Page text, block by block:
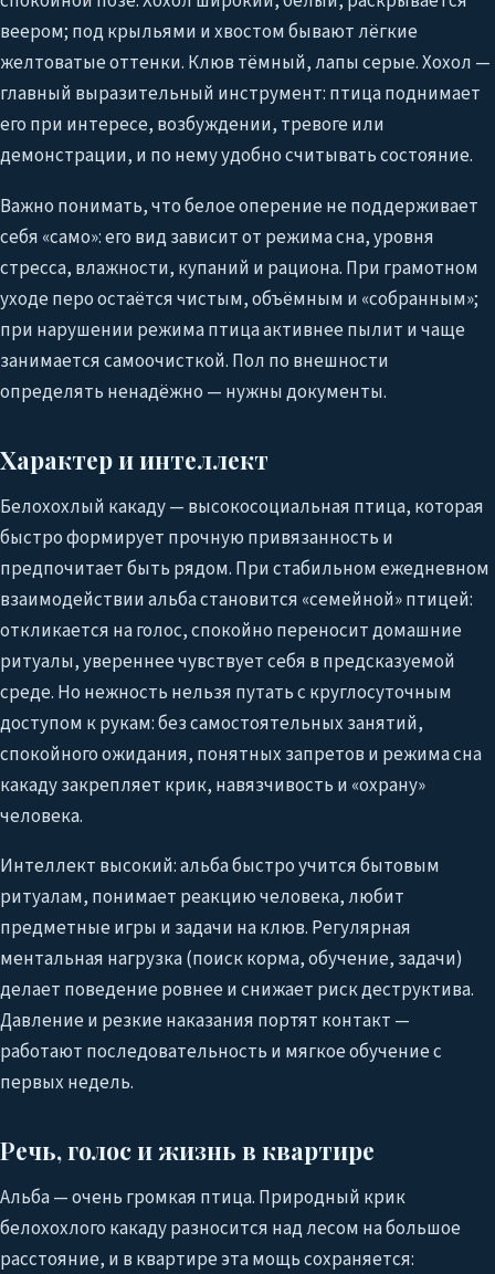
веером; под крыльями и хвостом бывают лёгкие
желтоватые оттенки. Клюв тёмный, лапы серые. Хохол —
главный выразительный инструмент: птица поднимает
его при интересе, возбуждении, тревоге или
демонстрации, и по нему удобно считывать состояние.
Важно понимать, что белое оперение не поддерживает
себя «само»: его вид зависит от режима сна, уровня
стресса, влажности, купаний и рациона. При грамотном
уходе перо остаётся чистым, объёмным и «собранным»;
при нарушении режима птица активнее пылит и чаще
занимается самоочисткой. Пол по внешности
определять ненадёжно — нужны документы.
Характер и интеллект
Белохохлый какаду — высокосоциальная птица, которая
быстро формирует прочную привязанность и
предпочитает быть рядом. При стабильном ежедневном
взаимодействии альба становится «семейной» птицей:
откликается на голос, спокойно переносит домашние
ритуалы, увереннее чувствует себя в предсказуемой
среде. Но нежность нельзя путать с круглосуточным
доступом к рукам: без самостоятельных занятий,
спокойного ожидания, понятных запретов и режима сна
какаду закрепляет крик, навязчивость и «охрану»
человека.
Интеллект высокий: альба быстро учится бытовым
ритуалам, понимает реакцию человека, любит
предметные игры и задачи на клюв. Регулярная
ментальная нагрузка (поиск корма, обучение, задачи)
делает поведение ровнее и снижает риск деструктива.
Давление и резкие наказания портят контакт —
работают последовательность и мягкое обучение с
первых недель.
Речь, голос и жизнь в квартире
Альба — очень громкая птица. Природный крик
белохохлого какаду разносится над лесом на большое
расстояние, и в квартире эта мощь сохраняется: